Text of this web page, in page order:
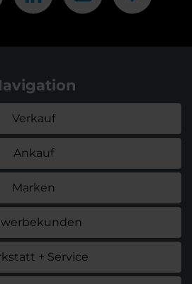
Verkauf
Ankauf
Marken
+ Service